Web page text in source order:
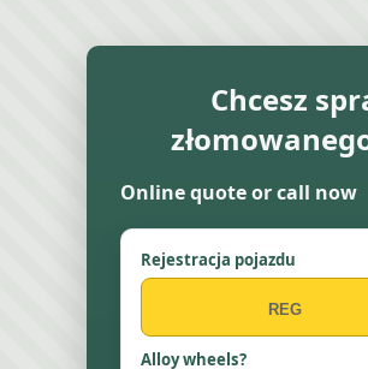
Chcesz
Online quote or call now
Rejestracja pojazdu
Alloy wheels?